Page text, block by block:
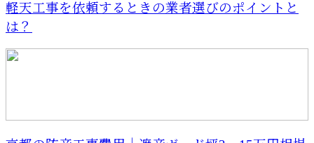
軽天工事を依頼するときの業者選びのポイントと
は？